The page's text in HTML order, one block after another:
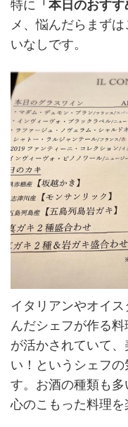
特に 「本日のおすす
メ、悩んだらまず
いなしです。
イタリアンやオイ
んだシェフが作る
が活かされていて
い！というシェフ
す。お酒の種類も
心のこもった料理を